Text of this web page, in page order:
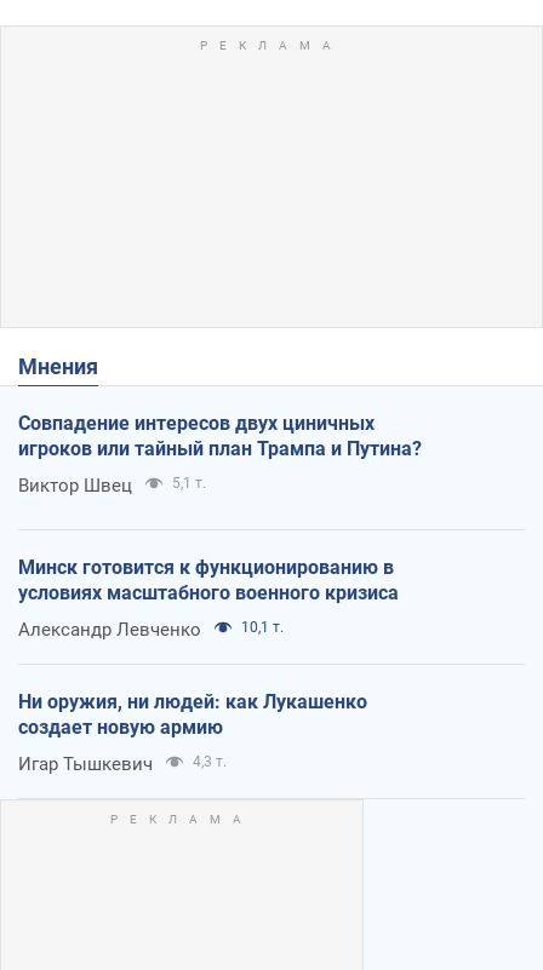
Мнения
Совпадение интересов двух циничных
игроков или тайный план Трампа и Путина?
Виктор Швец 5,1 т.
Минск готовится к функционированию в
условиях масштабного военного кризиса
Александр Левченко 10,1 т.
Ни оружия, ни людей: как Лукашенко
создает новую армию
Игар Тышкевич 4,3 т.